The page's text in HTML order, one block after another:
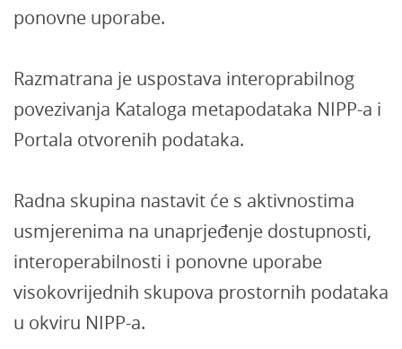
ponovne uporabe.
Razmatrana je uspostava interoprabilnog
povezivanja Kataloga metapodataka NIPP-a i
Portala otvorenih podataka.
Radna skupina nastavit će s aktivnostima
usmjerenima na unaprjeđenje dostupnosti,
interoperabilnosti i ponovne uporabe
visokovrijednih skupova prostornih podataka
u okviru NIPP-a.